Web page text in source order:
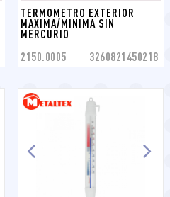
TERMOMETRO EXTERIOR
MAXIMA/MINIMA SIN
MERCURIO
2150.0005 3260821450218